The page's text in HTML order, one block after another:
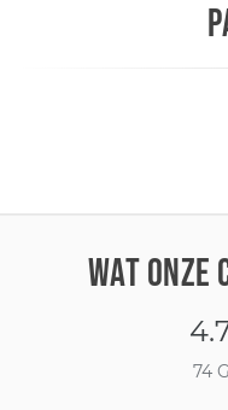
WAT ONZE
74